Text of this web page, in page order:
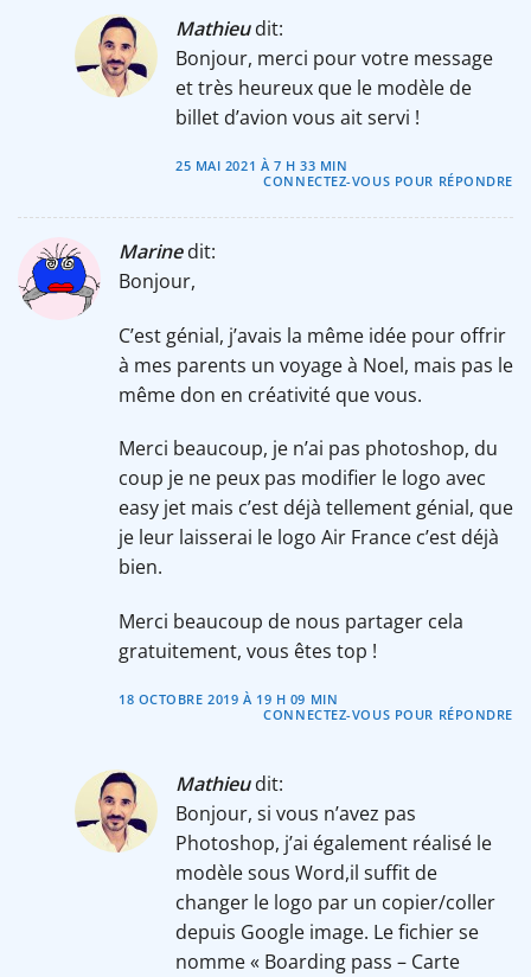
Mathieu dit:
Bonjour, merci pour votre message
et très heureux que le modèle de
billet d’avion vous ait servi !
25 MAI 2021 À 7 H 33 MIN
CONNECTEZ-VOUS POUR RÉPONDRE
Marine dit:
Bonjour,
C’est génial, j’avais la même idée pour offrir
à mes parents un voyage à Noel, mais pas le
même don en créativité que vous.
Merci beaucoup, je n’ai pas photoshop, du
coup je ne peux pas modifier le logo avec
easy jet mais c’est déjà tellement génial, que
je leur laisserai le logo Air France c’est déjà
bien.
Merci beaucoup de nous partager cela
gratuitement, vous êtes top !
18 OCTOBRE 2019 À 19 H 09 MIN
CONNECTEZ-VOUS POUR RÉPONDRE
Mathieu dit:
Bonjour, si vous n’avez pas
Photoshop, j’ai également réalisé le
modèle sous Word,il suffit de
changer le logo par un copier/coller
depuis Google image. Le fichier se
nomme « Boarding pass – Carte